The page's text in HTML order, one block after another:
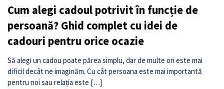
Cum alegi cadoul potrivit în funcție de
persoană? Ghid complet cu idei de
cadouri pentru orice ocazie
Să alegi un cadou poate părea simplu, dar de multe ori este mai
dificil decât ne imaginăm. Cu cât persoana este mai importantă
pentru noi sau relația este […]